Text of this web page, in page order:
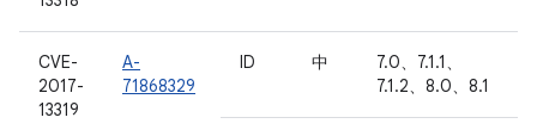
CVE-
2017-
13319
A-
71868329
ID 中
7.0、7.1.1、
7.1.2、8.0、8.1